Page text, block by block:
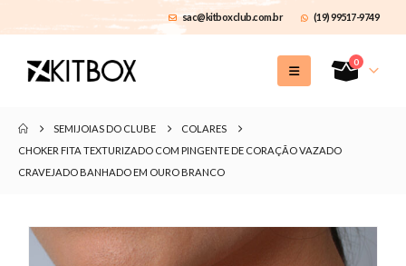
sac@kitboxclub.com.br (19) 99517-9749
0
SEMIJOIAS DO CLUBE
COLARES
CHOKER FITA TEXTURIZADO COM PINGENTE DE CORAÇÃO VAZADO
CRAVEJADO BANHADO EM OURO BRANCO